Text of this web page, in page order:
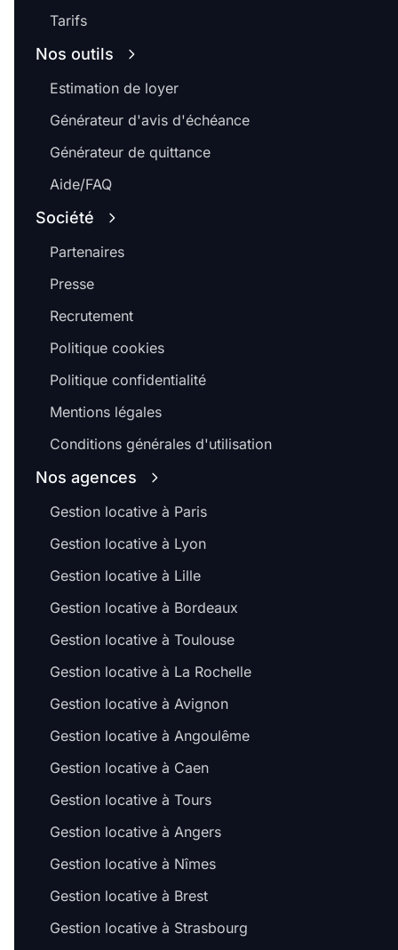
Tarifs
Nos outils
Estimation de loyer
Générateur d'avis d'échéance
Générateur de quittance
Aide/FAQ
Société
Partenaires
Presse
Recrutement
Politique cookies
Politique confidentialité
Mentions légales
Conditions générales d'utilisation
Nos agences
Gestion locative à Paris
Gestion locative à Lyon
Gestion locative à Lille
Gestion locative à Bordeaux
Gestion locative à Toulouse
Gestion locative à La Rochelle
Gestion locative à Avignon
Gestion locative à Angoulême
Gestion locative à Caen
Gestion locative à Tours
Gestion locative à Angers
Gestion locative à Nîmes
Gestion locative à Brest
Gestion locative à Strasbourg